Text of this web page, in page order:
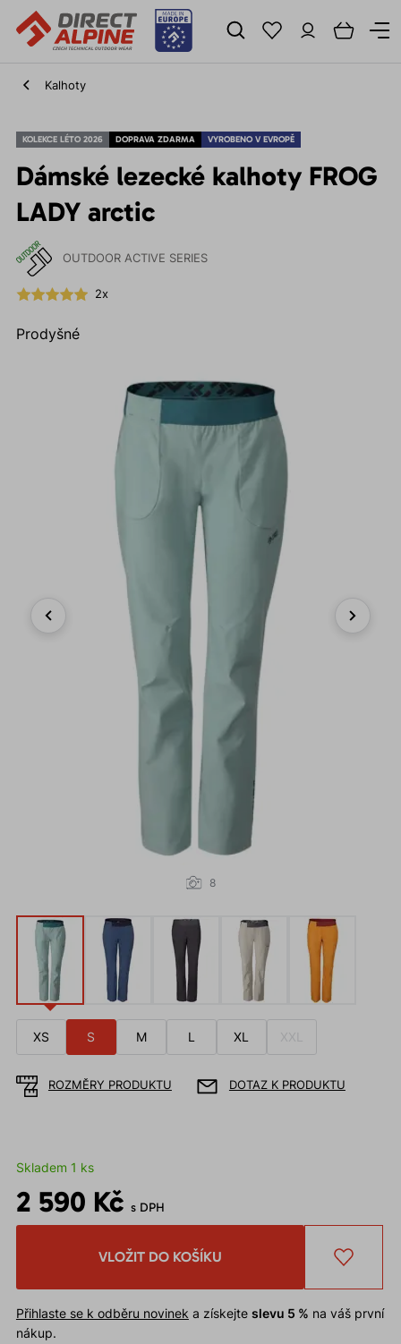
Kalhoty
KOLEKCE LÉTO 2026 DOPRAVA ZDARMA VYROBENO V EVROPĚ
Dámské lezecké kalhoty FROG
LADY arctic
OUTDOOR ACTIVE SERIES
2x
Prodyšné
8
XS S M L XL XXL
ROZMĚRY PRODUKTU DOTAZ K PRODUKTU
Skladem 1 ks
2 590 Kč s DPH
VLOŽIT DO KOŠÍKU
Přihlaste se k odběru novinek a získejte slevu 5 % na váš první
nákup.